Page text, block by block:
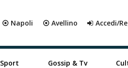
⦿ Napoli ⦿ Avellino Accedi/
Sport Gossip & Tv